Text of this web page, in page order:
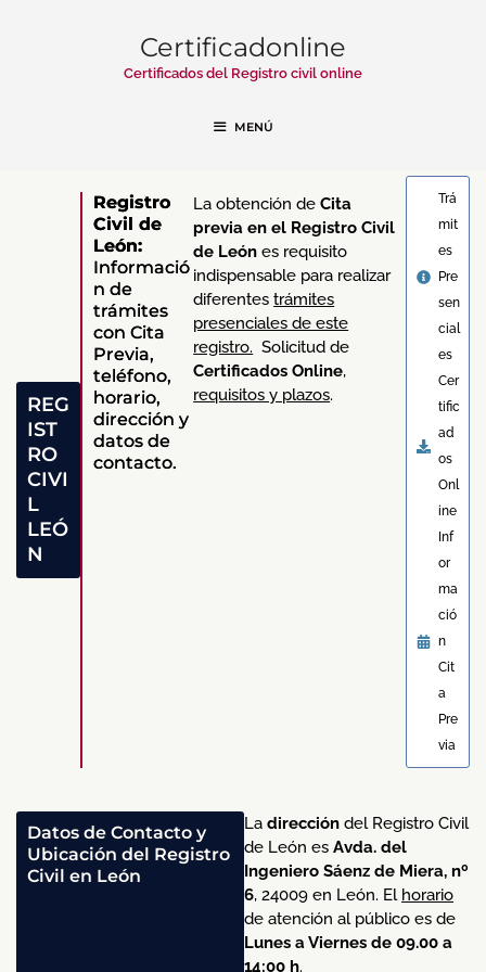
Certificadonline
Certificados del Registro civil online
MENÚ
REG
IST
RO
CIVI
L
LEÓ
N
Registro
Civil de
León:
Informació
n de
trámites
con Cita
Previa,
teléfono,
horario,
dirección y
datos de
contacto.
La obtención deCita
previa en el Registro Civil
de León es requisito
indispensable para realizar
diferentestrámites
presenciales de este
registro. Solicitud de
Certificados Online,
requisitos y plazos.
Trá
mit
es
Pre
sen
cial
es
Cer
tific
ad
os
Onl
ine
Inf
or
ma
ció
n
Cit
a
Pre
via
Datos de Contacto y
Ubicación del Registro
Civil en León
Ladirección del Registro Civil
de León esAvda. del
Ingeniero Sáenz de Miera, nº
6, 24009 en León. El horario
de atención al público es de
Lunes a Viernes de 09.00 a
14:00 h.